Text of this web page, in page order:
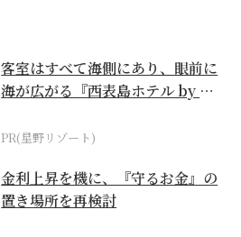
客室はすべて海側にあり、眼前に
海が広がる『西表島ホテル by 星
PR(星野リゾート)
金利上昇を機に、『守るお金』の
置き場所を再検討